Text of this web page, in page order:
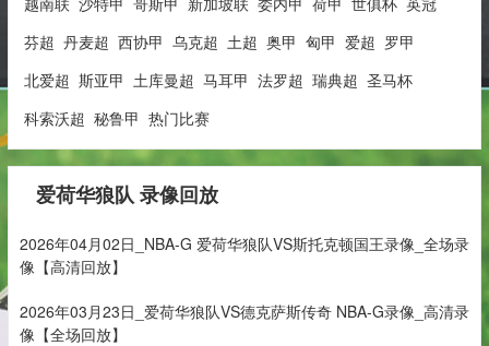
芬超 丹麦超 西协甲 乌克超 土超 奥甲 匈甲 爱超 罗甲
北爱超 斯亚甲 土库曼超 马耳甲 法罗超 瑞典超 圣马杯
科索沃超 秘鲁甲 热门比赛
爱荷华狼队 录像回放
2026年04月02日_NBA-G 爱荷华狼队VS斯托克顿国王录像_全场录
像【高清回放】
2026年03月23日_爱荷华狼队VS德克萨斯传奇 NBA-G录像_高清录
像【全场回放】